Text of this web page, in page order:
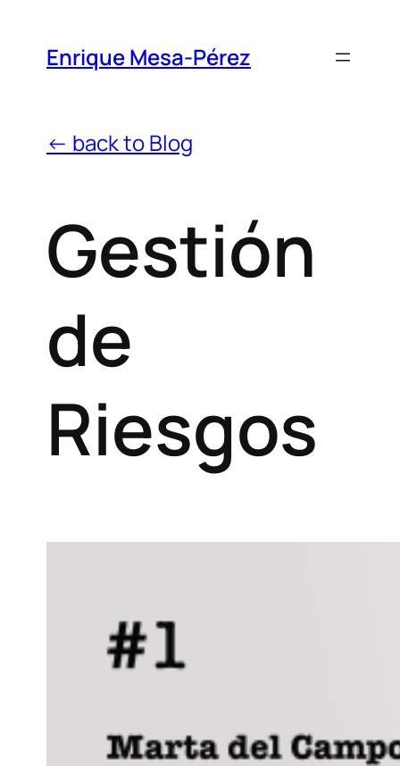
Enrique Mesa-Pérez
← back to Blog
Gestión
de
Riesgos